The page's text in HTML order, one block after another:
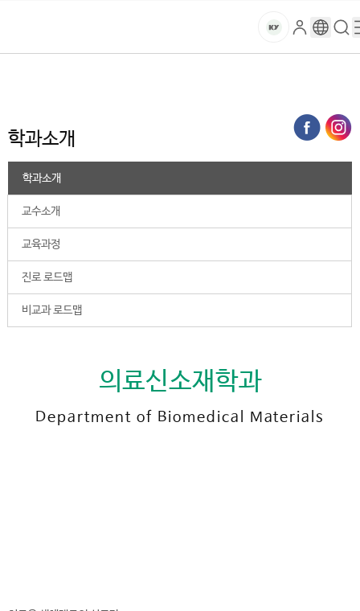
건
대
학
교
마
로
그
구
글
검
색
메
뉴
로
학과소개
학과소개
교수소개
교육과정
진로 로드맵
비교과 로드맵
의료신소재학과
Department of Biomedical Materials